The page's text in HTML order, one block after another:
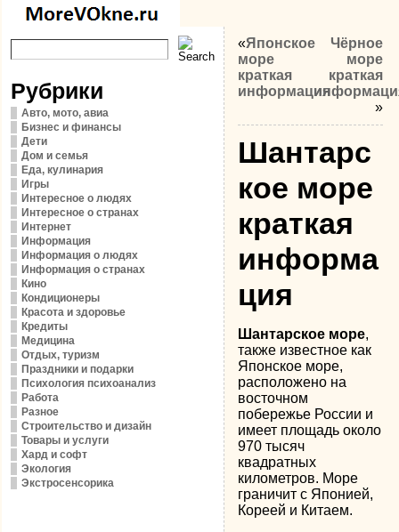
Рубрики
Авто, мото, авиа
Бизнес и финансы
Дети
Дом и семья
Еда, кулинария
Игры
Интересное о людях
Интересное о странах
Интернет
Информация
Информация о людях
Информация о странах
Кино
Кондиционеры
Красота и здоровье
Кредиты
Медицина
Отдых, туризм
Праздники и подарки
Психология психоанализ
Работа
Разное
Строительство и дизайн
Товары и услуги
Хард и софт
Экология
Экстросенсорика
«Японское
море
краткая
информация
Чёрное
море
краткая
»
Шантарс
кое море
краткая
информа
ция
Шантарское море,
также известное как
Японское море,
расположено на
восточном
побережье России и
имеет площадь около
970 тысяч
квадратных
километров. Море
граничит с Японией,
Кореей и Китаем.